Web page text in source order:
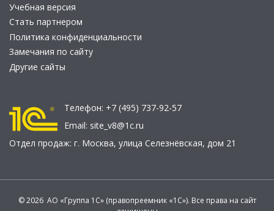
Учебная версия
Стать партнером
Политика конфиденциальности
Замечания по сайту
Другие сайты
Телефон: +7 (495) 737-92-57
Email: site_v8@1c.ru
Отдел продаж: г. Москва, улица Селезнёвская, дом 21
© 2026 АО «Группа 1С» (правопреемник «1С»). Все права на сайт